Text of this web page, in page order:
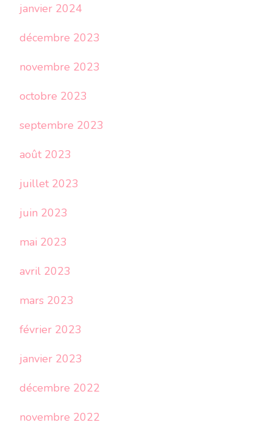
janvier 2024
décembre 2023
novembre 2023
octobre 2023
septembre 2023
août 2023
juillet 2023
juin 2023
mai 2023
avril 2023
mars 2023
février 2023
janvier 2023
décembre 2022
novembre 2022